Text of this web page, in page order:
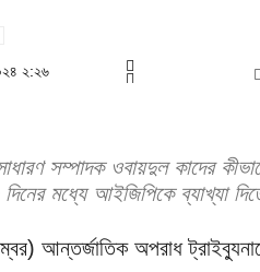
২:২৬
সম্পাদক ওবায়দুল কাদের
মধ্যে আইজিপিকে ব্যাখ্যা
আন্তর্জাতিক অপরাধ